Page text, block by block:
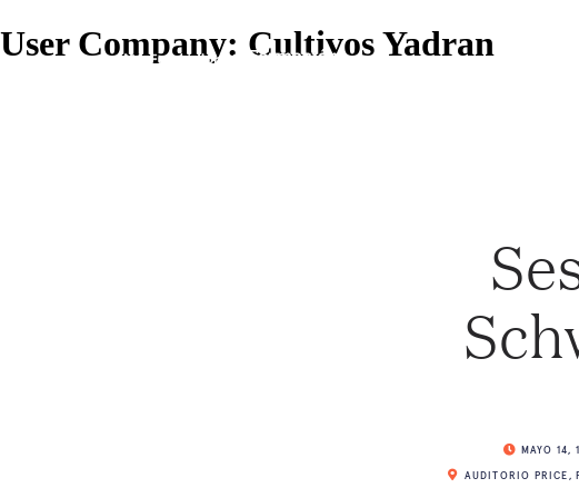
User Company: Cultivos Yadran
MAYO 14,
AUDITORIO PRICE,